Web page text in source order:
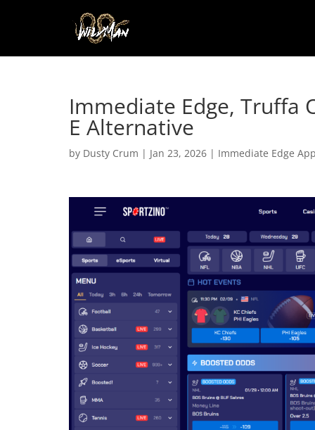
Immediate Edge, Truffa
E Alternative
by Dusty Crum | Jan 23, 2026 | Immediate Edge